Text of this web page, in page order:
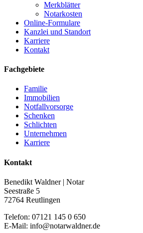
Merkblätter
Notarkosten
Online-Formulare
Kanzlei und Standort
Karriere
Kontakt
Fachgebiete
Familie
Immobilien
Notfallvorsorge
Schenken
Schlichten
Unternehmen
Karriere
Kontakt
Benedikt Waldner | Notar
Seestraße 5
72764 Reutlingen
Telefon: 07121 145 0 650
E-Mail: info@notarwaldner.de